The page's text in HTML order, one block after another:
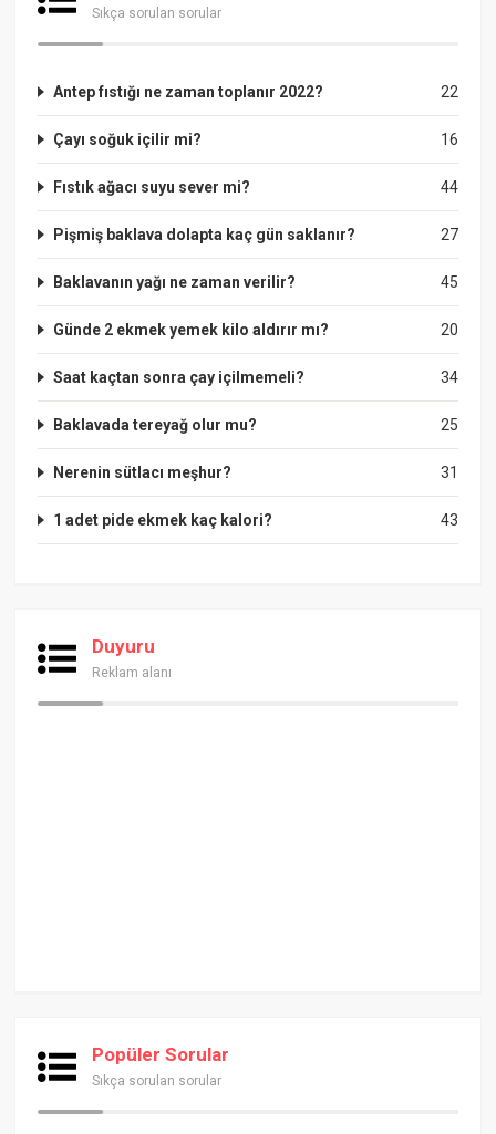
Sıkça sorulan sorular
22
Antep fıstığı ne zaman toplanır 2022?
16
Çayı soğuk içilir mi?
44
Fıstık ağacı suyu sever mi?
27
Pişmiş baklava dolapta kaç gün saklanır?
45
Baklavanın yağı ne zaman verilir?
20
Günde 2 ekmek yemek kilo aldırır mı?
34
Saat kaçtan sonra çay içilmemeli?
25
Baklavada tereyağ olur mu?
31
Nerenin sütlacı meşhur?
43
1 adet pide ekmek kaç kalori?
Duyuru
Reklam alanı
Popüler Sorular
Sıkça sorulan sorular